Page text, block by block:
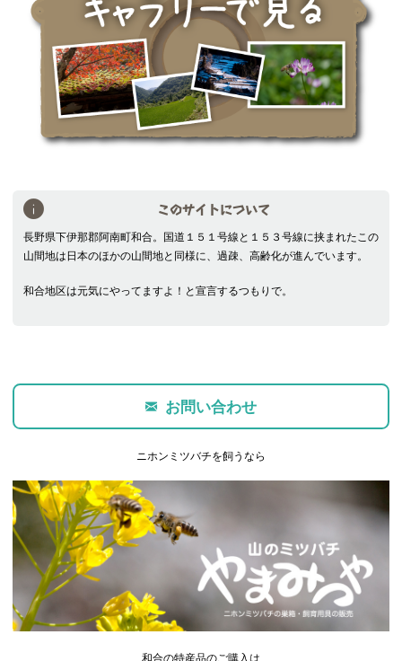
このサイトについて
長野県下伊那郡阿南町和合。国道１５１号線と１５３号線に挟まれたこの
山間地は日本のほかの山間地と同様に、過疎、高齢化が進んでいます。
和合地区は元気にやってますよ！と宣言するつもりで。
お問い合わせ
ニホンミツバチを飼うなら
和合の特産品のご購入は